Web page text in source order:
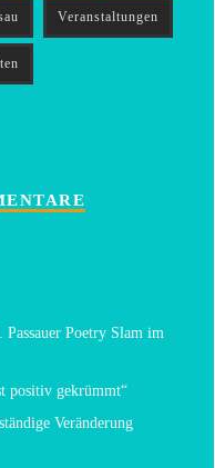
Veranstaltungen
Passauer Poetry Slam im
positiv gekrümmt“
Veränderung